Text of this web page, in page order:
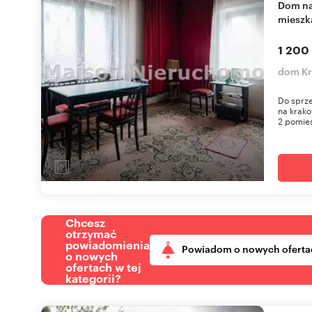
Dom na Bielanach z potencjałem podziału na 2
1 200
dom
Do
na
2
Chcesz
otrzymać
powiadomienia
o nowych
ofertach w tej
kategorii?
Powiadom o nowych